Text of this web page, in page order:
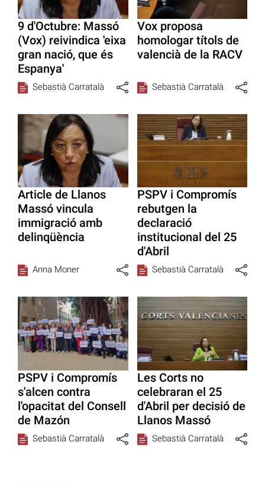
9 d'Octubre: Massó
(Vox) reivindica 'eixa
gran nació, que és
Espanya'
Sebastià Carratalà
Vox proposa
homologar títols de
valencià de la RACV
Sebastià Carratalà
Article de Llanos
Massó vincula
immigració amb
delinqüència
Anna Moner
PSPV i Compromís
rebutgen la
declaració
institucional del 25
d'Abril
Sebastià Carratalà
PSPV i Compromís
s'alcen contra
l'opacitat del Consell
de Mazón
Sebastià Carratalà
Les Corts no
celebraran el 25
d'Abril per decisió de
Llanos Massó
Sebastià Carratalà